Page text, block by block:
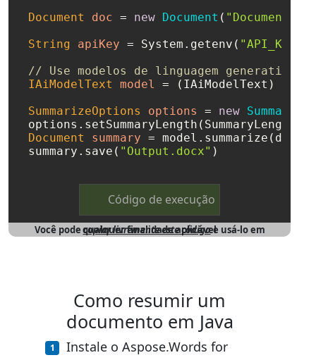
Document doc = new Document (
String
apiKey = System.getenv( "API_KEY"
// Use modelos de linguagem generativos
IAiModelText
model = (IAiModelText)
SummarizeOptions
options = new
Document
summary =
summary.save( "Output.docx"
Código de execução
Você podecopiar livremente este código
e usá-lo em qualquer finalidade aplicável
Como resumir um
documento em Java
Instale o Aspose.Words for